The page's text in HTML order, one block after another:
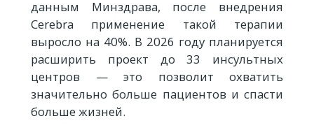
данным Минздрава, после внедрения
Cerebra применение такой терапии
выросло на 40%. В 2026 году планируется
расширить проект до 33 инсультных
центров — это позволит охватить
значительно больше пациентов и спасти
больше жизней.